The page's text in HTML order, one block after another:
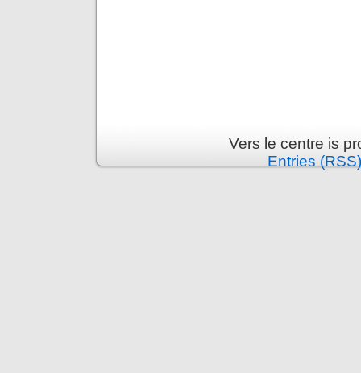
Vers le centre is
Entries (RSS)